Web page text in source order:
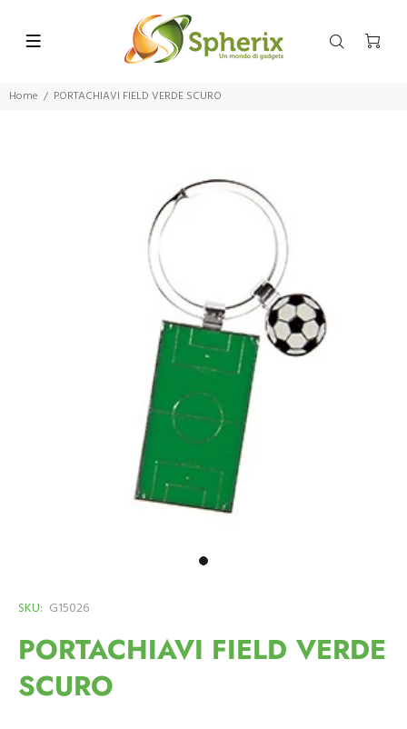
Home PORTACHIAVI FIELD VERDE SCURO
SKU: G15026
PORTACHIAVI FIELD VERDE
SCURO